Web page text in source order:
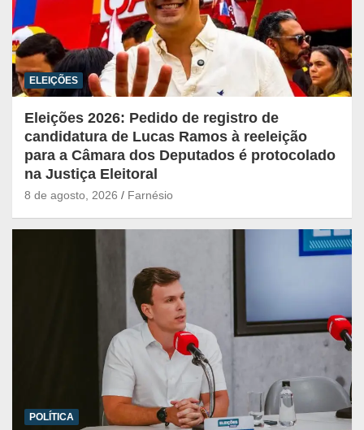
ELEIÇÕES
Eleições 2026: Pedido de registro de
candidatura de Lucas Ramos à reeleição
para a Câmara dos Deputados é protocolado
na Justiça Eleitoral
8 de agosto, 2026 Farnésio
POLÍTICA